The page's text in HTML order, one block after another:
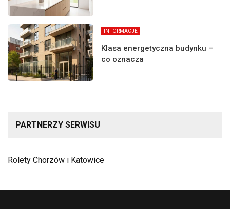
INFORMACJE
Klasa energetyczna budynku –
co oznacza
PARTNERZY SERWISU
Rolety Chorzów i Katowice